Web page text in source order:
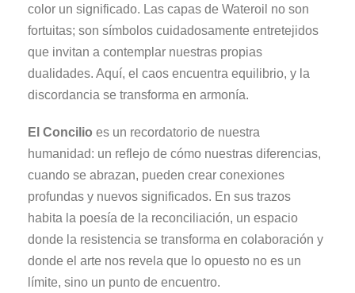
color un significado. Las capas de Wateroil no son
fortuitas; son símbolos cuidadosamente entretejidos
que invitan a contemplar nuestras propias
dualidades. Aquí, el caos encuentra equilibrio, y la
discordancia se transforma en armonía.
El Concilio es un recordatorio de nuestra
humanidad: un reflejo de cómo nuestras diferencias,
cuando se abrazan, pueden crear conexiones
profundas y nuevos significados. En sus trazos
habita la poesía de la reconciliación, un espacio
donde la resistencia se transforma en colaboración y
donde el arte nos revela que lo opuesto no es un
límite, sino un punto de encuentro.